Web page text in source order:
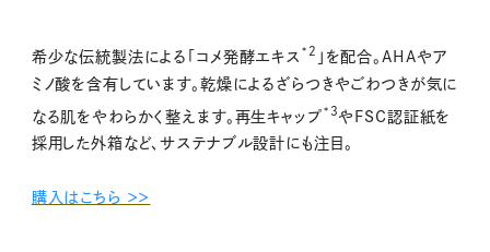
希少な伝統製法による「コメ発酵エキス *2 」を配合。AHAやア
ミノ酸を含有しています。乾燥によるざらつきやごわつきが気に
なる肌をやわらかく整えます。再生キャップ *3 やFSC認証紙を
採用した外箱など、サステナブル設計にも注目。
購入はこちら ＞＞